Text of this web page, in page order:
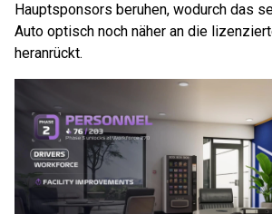
Hauptsponsors beruhen, wodurch das
Auto optisch noch näher an die
heranrückt.